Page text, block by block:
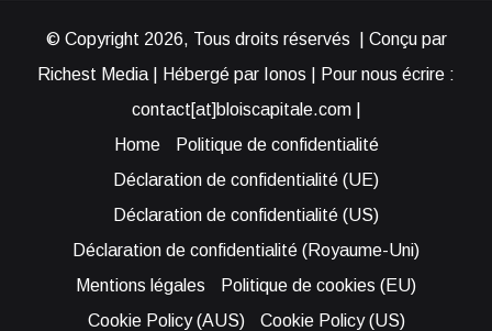
© Copyright 2026, Tous droits réservés | Conçu par
Richest Media | Hébergé par Ionos | Pour nous écrire :
contact[at]bloiscapitale.com |
Home
Politique de confidentialité
Déclaration de confidentialité (UE)
Déclaration de confidentialité (US)
Déclaration de confidentialité (Royaume-Uni)
Mentions légales
Politique de cookies (EU)
Cookie Policy (AUS)
Cookie Policy (US)